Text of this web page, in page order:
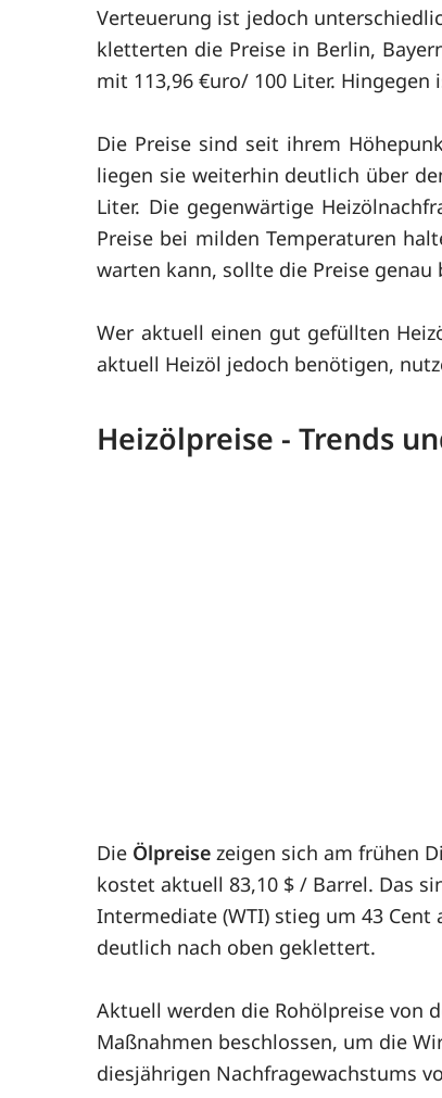
Verteuerung ist jedoch
kletterten die Preise in Berlin,
mit 113,96 €uro/ 100 Liter.
Die Preise sind seit ihrem
liegen sie weiterhin deutlich über
Liter. Die gegenwärtige
Preise bei milden Temperaturen
warten kann, sollte die Preise genau
Wer aktuell einen gut gefüllten
aktuell Heizöl jedoch benötigen,
Heizölpreise - Trends
Die Ölpreise zeigen sich am frühen
kostet aktuell 83,10 $ / Barrel. Das
Intermediate (WTI) stieg um 43
deutlich nach oben geklettert.
Aktuell werden die Rohölpreise von
Maßnahmen beschlossen, um die
diesjährigen Nachfragewachstums